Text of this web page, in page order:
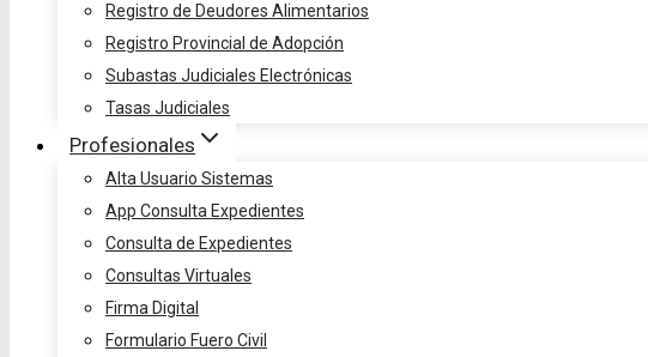
Registro de Deudores Alimentarios
Registro Provincial de Adopción
Subastas Judiciales Electrónicas
Tasas Judiciales
Profesionales
Alta Usuario Sistemas
App Consulta Expedientes
Consulta de Expedientes
Consultas Virtuales
Firma Digital
Formulario Fuero Civil